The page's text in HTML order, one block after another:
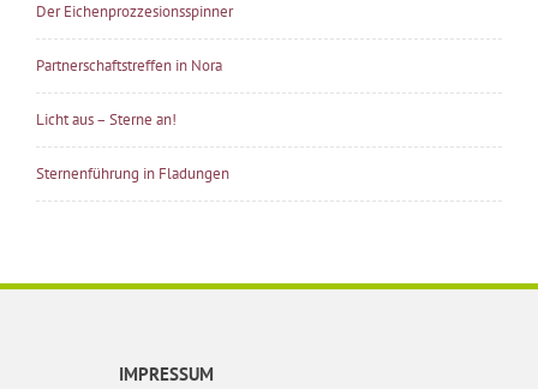
Der Eichenprozzesionsspinner
Partnerschaftstreffen in Nora
Licht aus – Sterne an!
Sternenführung in Fladungen
IMPRESSUM